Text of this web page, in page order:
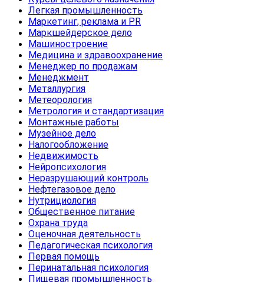
Легкая промышленность
Маркетинг, реклама и PR
Маркшейдерское дело
Машиностроение
Медицина и здравоохранение
Менеджер по продажам
Менеджмент
Металлургия
Метеорология
Метрология и стандартизация
Монтажные работы
Музейное дело
Налогообложение
Недвижимость
Нейропсихология
Неразрушающий контроль
Нефтегазовое дело
Нутрициология
Общественное питание
Охрана труда
Оценочная деятельность
Педагогическая психология
Первая помощь
Перинатальная психология
Пищевая промышленность